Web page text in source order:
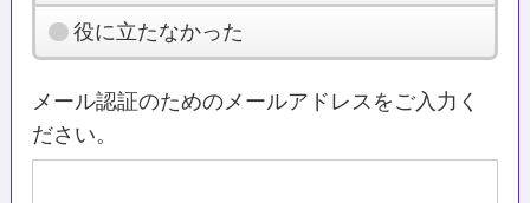
役に立たなかった
メール認証のためのメールアドレスをご入力く
ださい。